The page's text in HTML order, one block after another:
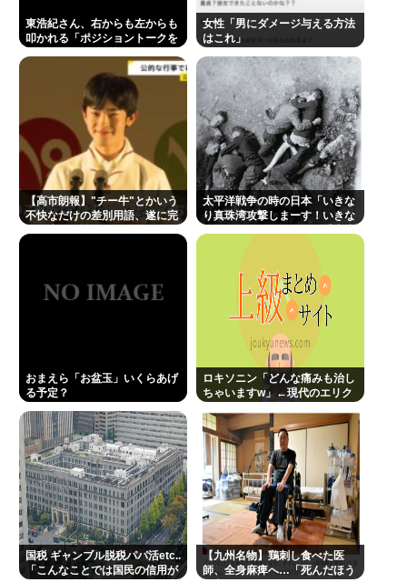
も結婚生活は4年半で終止符
高橋名人が左手のバネを取るため手術を決意
チック症のゆうぽん、久々に見たらめっちゃ悪化し
てた…
👴"テレビ大好き"高齢者の「テレビ離れ」が始まっ
た…10代後半～20代の約7割が"ほぼ見ない"
"テレビ大好き"高齢者の「テレビ離れ」が始まっ
た…10代後半~20代の約7割が"ほぼ見ない"衝撃の最
新データ
東浩紀さん、右からも左からも
叩かれる「ポジショントークを
女性「男にダメージ与える方法
はこれ」
【高市朗報】"チー牛"とかいう
不快なだけの差別用語、遂に完
太平洋戦争の時の日本「いきな
り真珠湾攻撃しまーす！いきな
おまえら「お盆玉」いくらあげ
る予定？
ロキソニン「どんな痛みも治し
ちゃいますw」←現代のエリク
国税 ギャンブル脱税パパ活etc..
「こんなことでは国民の信用が
【九州名物】鶏刺し食べた医
師、全身麻痺へ…「死んだほう